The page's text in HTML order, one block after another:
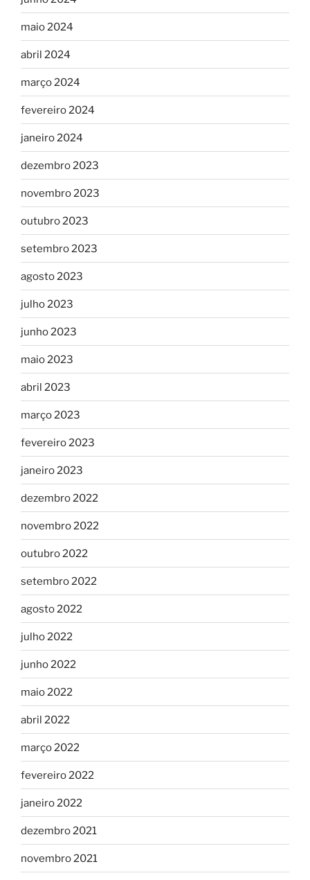
maio 2024
abril 2024
março 2024
fevereiro 2024
janeiro 2024
dezembro 2023
novembro 2023
outubro 2023
setembro 2023
agosto 2023
julho 2023
junho 2023
maio 2023
abril 2023
março 2023
fevereiro 2023
janeiro 2023
dezembro 2022
novembro 2022
outubro 2022
setembro 2022
agosto 2022
julho 2022
junho 2022
maio 2022
abril 2022
março 2022
fevereiro 2022
janeiro 2022
dezembro 2021
novembro 2021